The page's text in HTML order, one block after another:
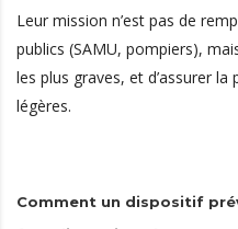
Leur mission n’est pas de
publics (SAMU, pompiers),
les plus graves, et d’assurer
légères.
Comment un dispositif